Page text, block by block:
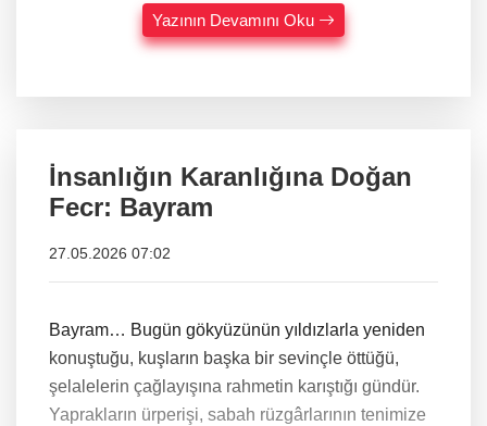
Yazının Devamını Oku
İnsanlığın Karanlığına Doğan
Fecr: Bayram
27.05.2026 07:02
Bayram… Bugün gökyüzünün yıldızlarla yeniden
konuştuğu, kuşların başka bir sevinçle öttüğü,
şelalelerin çağlayışına rahmetin karıştığı gündür.
Yaprakların ürperişi, sabah rüzgârlarının tenimize